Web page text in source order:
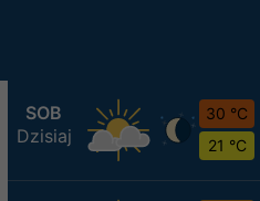
SOB
Dzisiaj
30 °C
21 °C